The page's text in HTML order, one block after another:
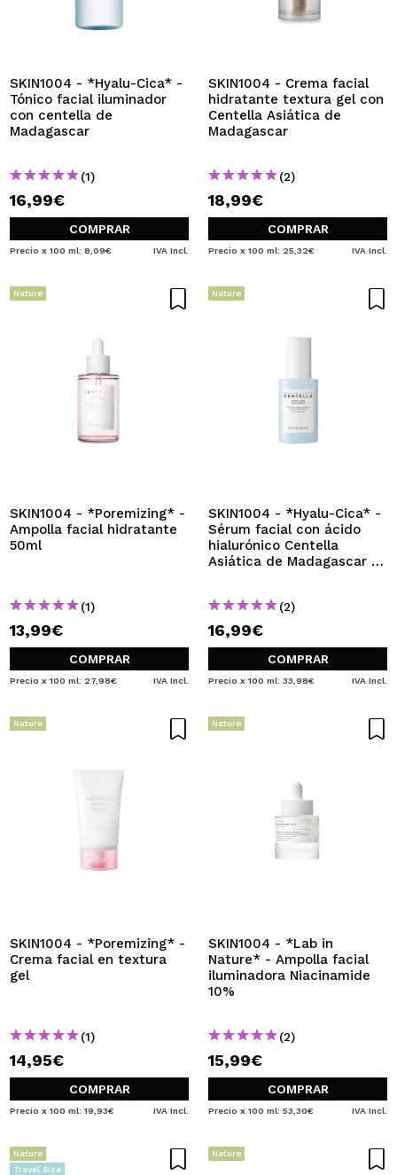
SKIN1004 - *Hyalu-Cica* -
Tónico facial iluminador
con centella de
Madagascar
(1)
16,99€
COMPRAR
Precio x 100 ml: 8,09€ IVA Incl.
SKIN1004 - Crema facial
hidratante textura gel con
Centella Asiática de
Madagascar
(2)
18,99€
COMPRAR
Precio x 100 ml: 25,32€ IVA Incl.
Nature
SKIN1004 - *Poremizing* -
Ampolla facial hidratante
50ml
(1)
13,99€
COMPRAR
Precio x 100 ml: 27,98€ IVA Incl.
Nature
SKIN1004 - *Hyalu-Cica* -
Sérum facial con ácido
hialurónico Centella
Asiática de Madagascar -
(2)
16,99€
COMPRAR
Precio x 100 ml: 33,98€ IVA Incl.
Nature
SKIN1004 - *Poremizing* -
Crema facial en textura
gel
(1)
14,95€
COMPRAR
Precio x 100 ml: 19,93€ IVA Incl.
Nature
SKIN1004 - *Lab in
Nature* - Ampolla facial
iluminadora Niacinamide
10%
(2)
15,99€
COMPRAR
Precio x 100 ml: 53,30€ IVA Incl.
Nature
Travel Size
Nature